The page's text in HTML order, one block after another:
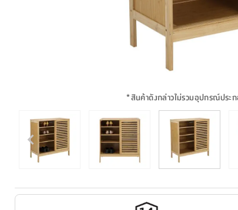
*สินค้าดังกล่าวไม่รวมอุปกรณ์ประ